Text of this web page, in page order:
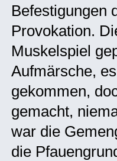
Befestigungen
Provokation.
Muskelspiel
Aufmärsche,
gekommen,
gemacht,
war die
die